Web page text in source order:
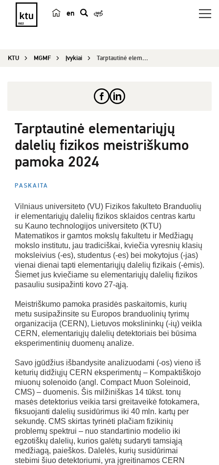
en
e
KTU MGMF Įvykiai Tarptautinė elementariųjų dalelių fizikos meistr...
Tarptautinė elementariųjų
dalelių fizikos meistriškumo
pamoka 2024
PASKAITA
Vilniaus universiteto (VU) Fizikos fakulteto Branduolių
ir elementariųjų dalelių fizikos sklaidos centras kartu
su Kauno technologijos universiteto (KTU)
Matematikos ir gamtos mokslų fakultetu ir Medžiagų
mokslo institutu, jau tradiciškai, kviečia vyresnių klasių
moksleivius (-es), studentus (-es) bei mokytojus (-jas)
vienai dienai tapti elementariųjų dalelių fizikais (-ėmis).
Šiemet jus kviečiame su elementariųjų dalelių fizikos
pasauliu susipažinti kovo 27-ąją.
Meistriškumo pamoka prasidės paskaitomis, kurių
metu susipažinsite su Europos branduolinių tyrimų
organizacija (CERN), Lietuvos mokslininkų (-ių) veikla
CERN, elementariųjų dalelių detektoriais bei būsima
eksperimentinių duomenų analize.
Savo įgūdžius išbandysite analizuodami (-os) vieno iš
keturių didžiųjų CERN eksperimentų – Kompaktiškojo
miuonų solenoido (angl. Compact Muon Soleinoid,
CMS) – duomenis. Šis milžiniškas 14 tūkst. tonų
masės detektorius veikia tarsi greitaveikė fotokamera,
fiksuojanti dalelių susidūrimus iki 40 mln. kartų per
sekundę. CMS skirtas tyrinėti plačiam fizikinių
problemų spektrui – nuo standartinio modelio iki
egzotiškų dalelių, kurios galėtų sudaryti tamsiąją
medžiagą, paieškos. Dalelės, kurių susidūrimai
stebimi šiuo detektoriumi, yra įgreitinamos CERN